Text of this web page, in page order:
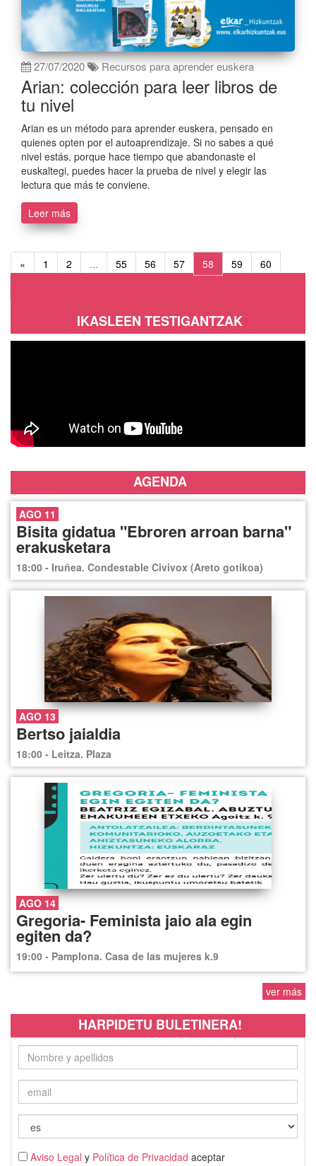
27/07/2020 Recursos para aprender euskera
Arian: colección para leer libros de
tu nivel
Arian es un método para aprender euskera, pensado en
quienes opten por el autoaprendizaje. Si no sabes a qué
nivel estás, porque hace tiempo que abandonaste el
euskaltegi, puedes hacer la prueba de nivel y elegir las
lectura que más te conviene.
Leer más
« 1 2 ... 55 56 57 58 59
60
IKASLEEN TESTIGANTZAK
AGENDA
AGO 11
Bisita gidatua "Ebroren arroan barna"
erakusketara
18:00 - Iruñea. Condestable Civivox (Areto gotikoa)
AGO 13
Bertso jaialdia
18:00 - Leitza. Plaza
AGO 14
Gregoria- Feminista jaio ala egin
egiten da?
19:00 - Pamplona. Casa de las mujeres k.9
ver más
HARPIDETU BULETINERA!
Aviso Legal y Política de Privacidad aceptar